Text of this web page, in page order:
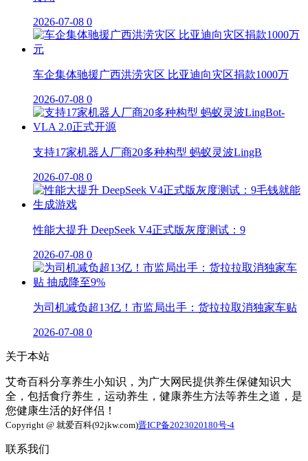
2026-07-08 0
车企集体驰援广西洪涝灾区 比亚迪向灾区捐款1000万
2026-07-08 0
支持17家机器人厂商20多种构型 蚂蚁灵波LingB
2026-07-08 0
性能大提升 DeepSeek V4正式版灰度测试：9
2026-07-08 0
为司机减负超13亿！市监局出手：货拉拉取消独家车贴
2026-07-08 0
关于本站
艾奇百科分享养生小知识，为广大网民提供养生保健知识大
全，包括食疗养生，运动养生，健康养生方法等养生之道，是
您健康生活的好伴侣！
Copyright @ 就爱百科(92jkw.com)晋ICP备2023020180号-4
联系我们